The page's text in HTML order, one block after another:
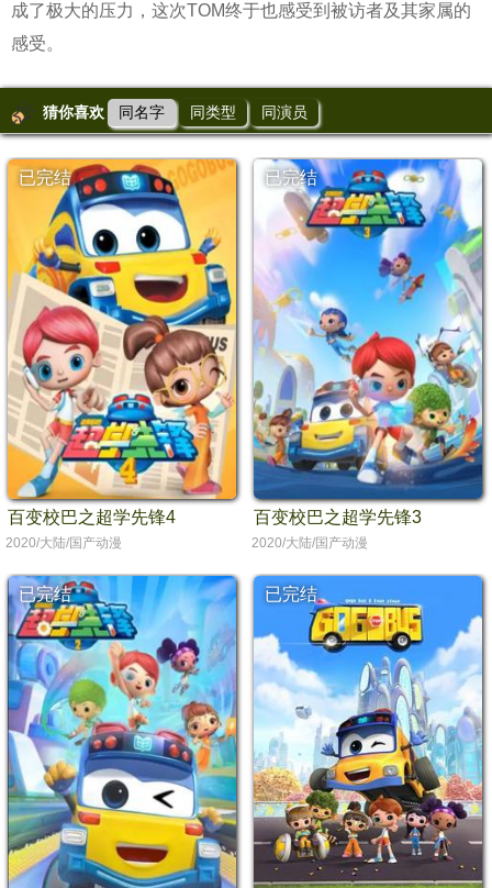
成了极大的压力，这次TOM终于也感受到被访者及其家属的
感受。
猜你喜欢 同名字 同类型 同演员
已完结
百变校巴之超学先锋4
2020/大陆/国产动漫
已完结
百变校巴之超学先锋3
2020/大陆/国产动漫
已完结 已完结